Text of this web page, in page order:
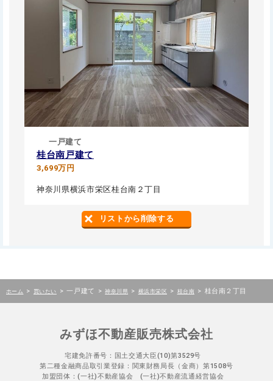
一戸建て
桂台南戸建て
3,699万円
神奈川県横浜市栄区桂台南２丁目
リストから削除する
ホーム > 買いたい > 一戸建て > 神奈川県 > 横浜市栄区 > 桂台南 > 桂台南２丁目
みずほ不動産販売株式会社
宅建免許番号：国土交通大臣(10)第3529号
第二種金融商品取引業登録：関東財務局長（金商）第1508号
加盟団体：(一社)不動産協会 (一社)不動産流通経営協会